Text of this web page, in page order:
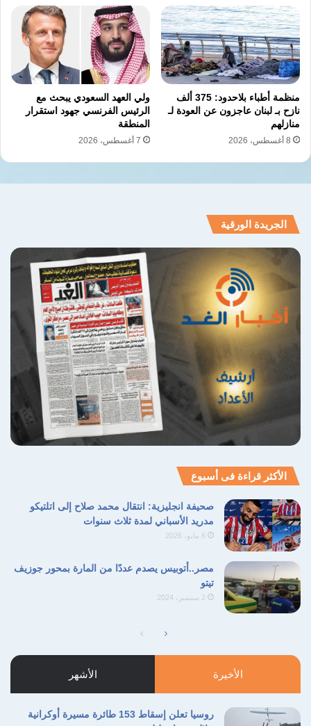
منظمة أطباء بلاحدود: 375 ألف
نازح بـ لبنان عاجزون عن العودة لـ
منازلهم
8 أغسطس، 2026
ولي العهد السعودي يبحث مع
الرئيس الفرنسي جهود استقرار
المنطقة
7 أغسطس، 2026
الجريدة الورقية
الأكثر قراءة فى أسبوع
صحيفة انجليزية: انتقال محمد صلاح إلى اتلتيكو
مدريد الأسباني لمدة ثلاث سنوات
6 مايو، 2026
مصر..أتوبيس يصدم عددًا من المارة بمحور جوزيف
تيتو
2 سبتمبر، 2024
الصفحة
السابقة
الصفحة
التالية
الأخيرة الأشهر
روسيا تعلن إسقاط 153 طائرة مسيرة أوكرانية